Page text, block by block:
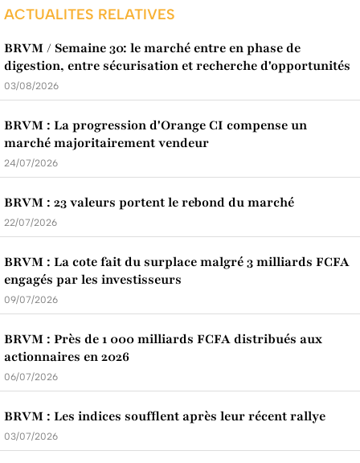
ACTUALITES RELATIVES
BRVM / Semaine 30: le marché entre en phase de
digestion, entre sécurisation et recherche d'opportunités
03/08/2026
BRVM : La progression d'Orange CI compense un
marché majoritairement vendeur
24/07/2026
BRVM : 23 valeurs portent le rebond du marché
22/07/2026
BRVM : La cote fait du surplace malgré 3 milliards FCFA
engagés par les investisseurs
09/07/2026
BRVM : Près de 1 000 milliards FCFA distribués aux
actionnaires en 2026
06/07/2026
BRVM : Les indices soufflent après leur récent rallye
03/07/2026